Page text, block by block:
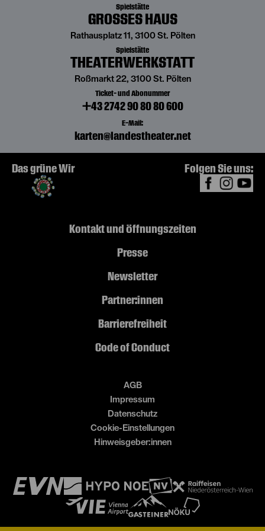
Spielstätte
GROSSES HAUS
Rathausplatz 11, 3100 St. Pölten
Spielstätte
THEATERWERKSTATT
Roßmarkt 22, 3100 St. Pölten
Ticket- und Abonummer
+43 2742 90 80 80 600
E-Mail:
karten@landestheater.net
Das grüne Wir Folgen Sie uns:
Kontakt und Öffnungszeiten
Presse
Newsletter
Partner:innen
Barrierefreiheit
Code of Conduct
AGB
Impressum
Datenschutz
Cookie-Einstellungen
Hinweisgeber:innen